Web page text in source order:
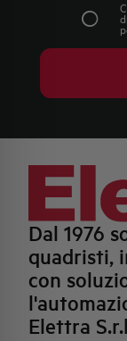
Dal 1976
quadristi,
con
Elettra